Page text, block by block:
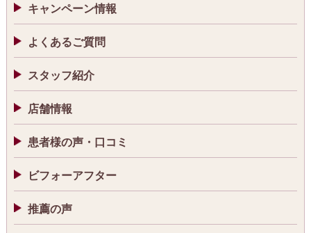
キャンペーン情報
よくあるご質問
スタッフ紹介
店舗情報
患者様の声・口コミ
ビフォーアフター
推薦の声